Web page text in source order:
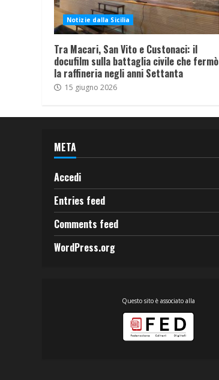
Notizie dalla Sicilia
Tra Macari, San Vito e Custonaci: il
docufilm sulla battaglia civile che fermò
la raffineria negli anni Settanta
15 giugno 2026
META
Accedi
Entries feed
Comments feed
WordPress.org
Questo sito è associato alla